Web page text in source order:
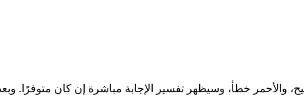
والأحمر خطأ، وسيظهر تفسير الإجابة مباشرة إن كان متوفرًا.